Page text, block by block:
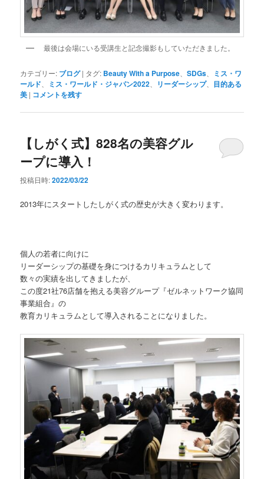
最後は会場にいる受講生と記念撮影もしていただきました。
カテゴリー: ブログ | タグ: Beauty With a Purpose 、SDGs
ミス・ワ
ールド
ミス・ワールド・ジャパン2022 リーダーシップ、 目的ある
美 | コメントを残す
【しがく式】828名の美容グル
ープに導入！
投稿日時:2022/03/22
2013年にスタートしたしがく式の歴史が大きく変わります。
個人の若者に向けに
リーダーシップの基礎を身につけるカリキュラムとして
数々の実績を出してきましたが、
この度21社76店舗を抱える美容グループ『ゼルネットワーク協同
事業組合』の
教育カリキュラムとして導入されることになりました。